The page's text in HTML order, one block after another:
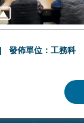
發佈單位：工務科